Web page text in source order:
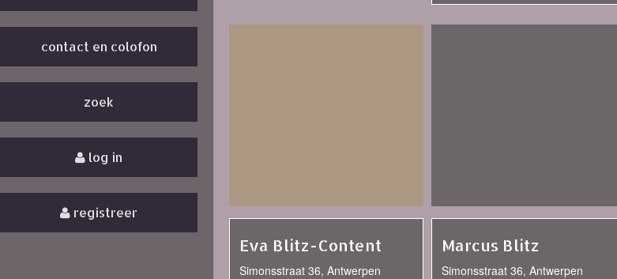
contact en colofon
zoek
log in
registreer
Eva Blitz-Content
Simonsstraat 36, Antwerpen
Marcus Blitz
Simonsstraat 36, Antwerpen